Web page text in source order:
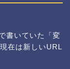
書いていた「変
在は新しいURL